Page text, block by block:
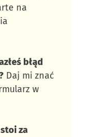
na
błąd
Daj mi znać
w
za